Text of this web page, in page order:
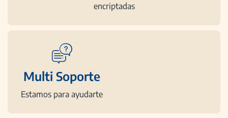
encriptadas
Multi Soporte
Estamos para ayudarte